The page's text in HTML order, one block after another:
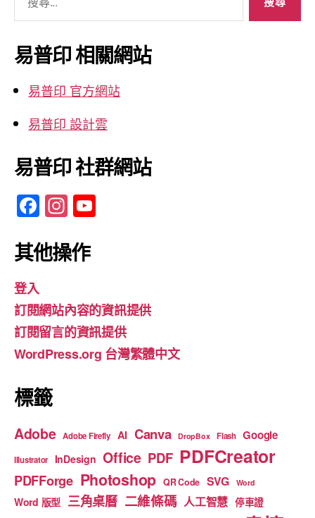
關
鍵
字:
易普印 相關網站
易普印 官方網站
易普印 設計雲
易普印 社群網站
F
a
c
b
o
o
k
In
st
a
gr
a
m
u
b
e
其他操作
登入
訂閱網站內容的資訊提供
訂閱留言的資訊提供
WordPress.org 台灣繁體中文
標籤
Adobe Adobe Firefly AI Canva DropBox Flash Google
Illustrator InDesign Office PDF PDFCreator
PDFForge Photoshop QR Code SVG Word
Word 版型 三角桌曆 二維條碼 人工智慧 停車證